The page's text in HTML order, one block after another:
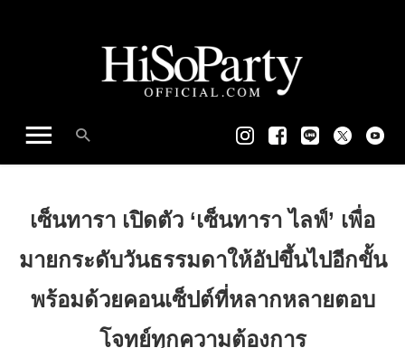
เซ็นทารา เปิดตัว ‘เซ็นทารา ไลฟ์’ เพื่อ
มายกระดับวันธรรมดาให้อัปขึ้นไปอีกขั้น
พร้อมด้วยคอนเซ็ปต์ที่หลากหลายตอบ
โจทย์ทุกความต้องการ